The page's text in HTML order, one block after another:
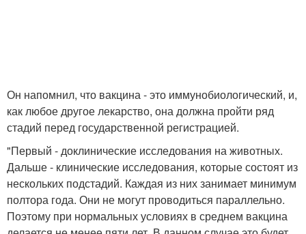
Он напомнил, что вакцина - это иммунобиологический, и,
как любое другое лекарство, она должна пройти ряд
стадий перед государственной регистрацией.
"Первый - доклинические исследования на животных.
Дальше - клинические исследования, которые состоят из
нескольких подстадий. Каждая из них занимает минимум
полтора года. Они не могут проводиться параллельно.
Поэтому при нормальных условиях в среднем вакцина